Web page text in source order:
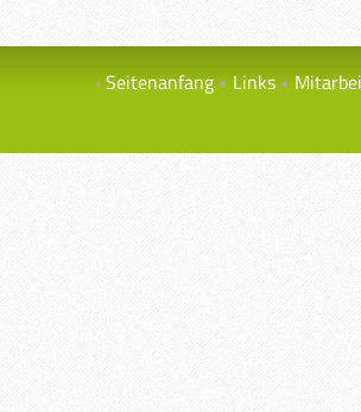
Seitenanfang Links